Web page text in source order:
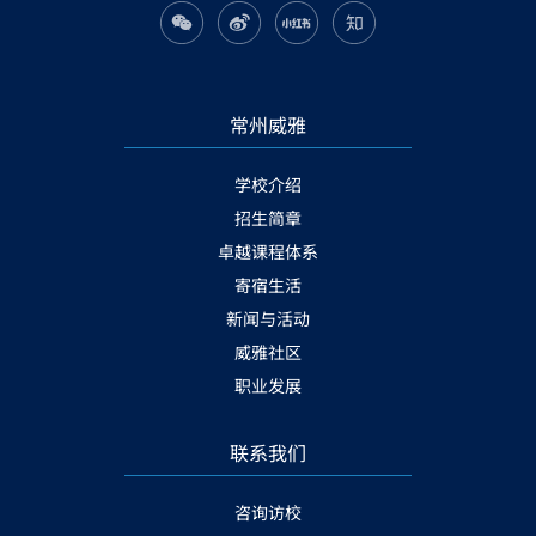
常州威雅
学校介绍
招生简章
卓越课程体系
寄宿生活
新闻与活动
威雅社区
职业发展
联系我们
咨询访校